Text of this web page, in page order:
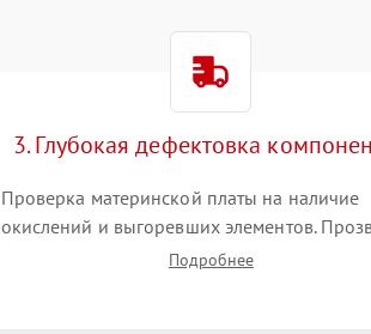
3. Глубокая дефектовка
Проверка материнской платы на наличие
окислений и выгоревших элементов.
цепей питания, тестирование приводных
Подробнее